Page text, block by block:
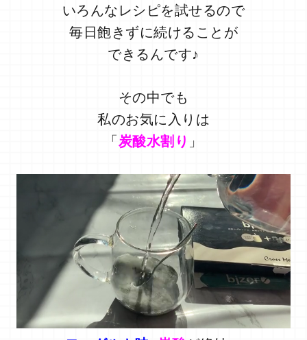
いろんなレシピを試せるので
毎日飽きずに続けることが
できるんです♪
その中でも
私のお気に入りは
「 炭酸水割り 」